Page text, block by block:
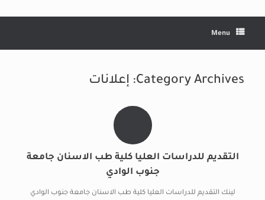
Menu
Category Archives: إعلانات
التقديم للدراسات العليا كلية طب الاسنان جامعة
جنوب الوادي
لينك التقديم للدراسات العليا كلية طب الاسنان جامعة جنوب الوادي